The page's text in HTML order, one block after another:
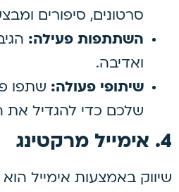
סרטונים, סיפורים
השתתפות פעילה:
ואדיבה.
שיתופי פעולה: שתפו
שלכם כדי להגדיל את
4. אימייל מרקטינג
שיווק באמצעות אימייל